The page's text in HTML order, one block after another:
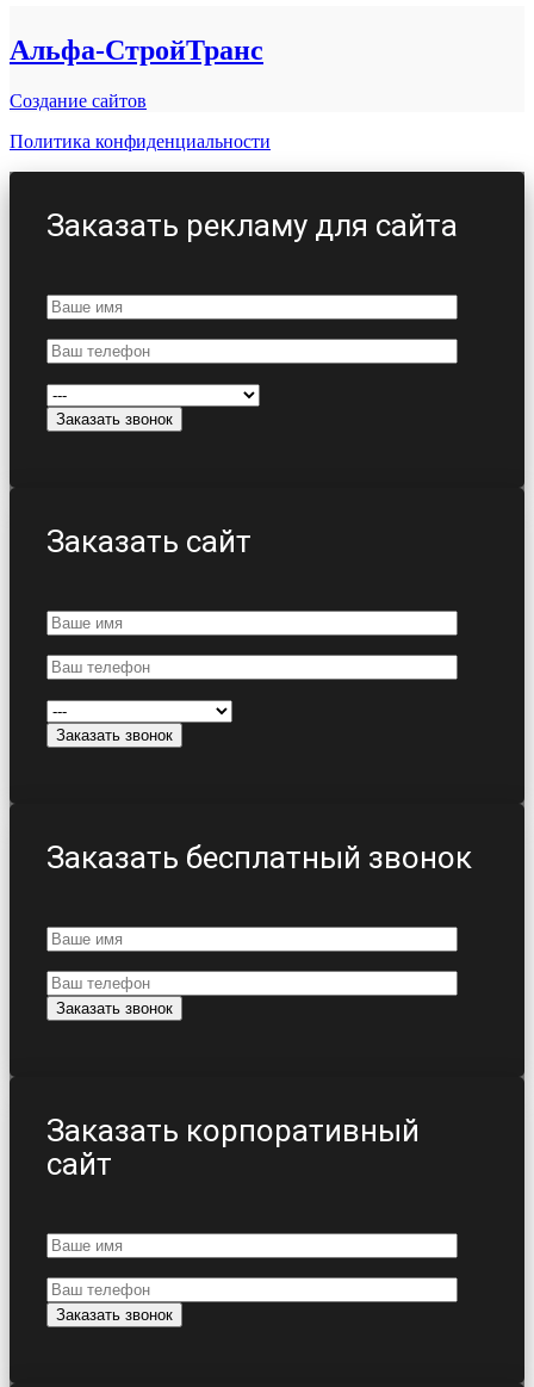
Альфа-СтройТранс
Создание сайтов
Политика конфиденциальности
Заказать рекламу для сайта
Заказать сайт
Заказать бесплатный звонок
Заказать корпоративный
сайт